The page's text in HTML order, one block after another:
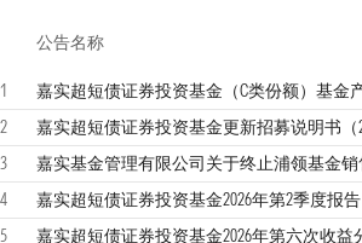
公告名称
1
2
3
4
嘉实超短债证券投资基金2026年第2季度报告
5